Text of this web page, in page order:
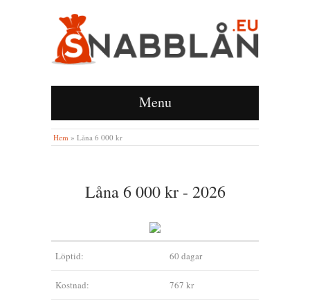
Menu
Hem » Låna 6 000 kr
Låna 6 000 kr - 2026
Löptid: 60 dagar
Kostnad: 767 kr